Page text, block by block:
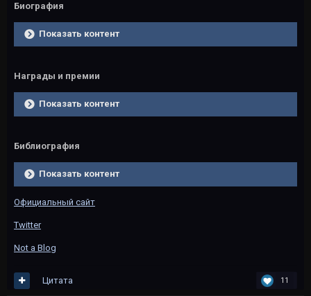
Биография
Показать контент
Награды и премии
Показать контент
Библиография
Показать контент
Официальный сайт
Twitter
Not a Blog
11
Цитата